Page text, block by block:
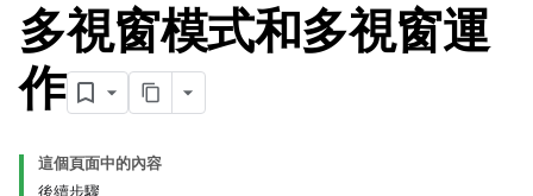
多視窗模式和多視窗運
作
這個頁面中的內容
後續步驟